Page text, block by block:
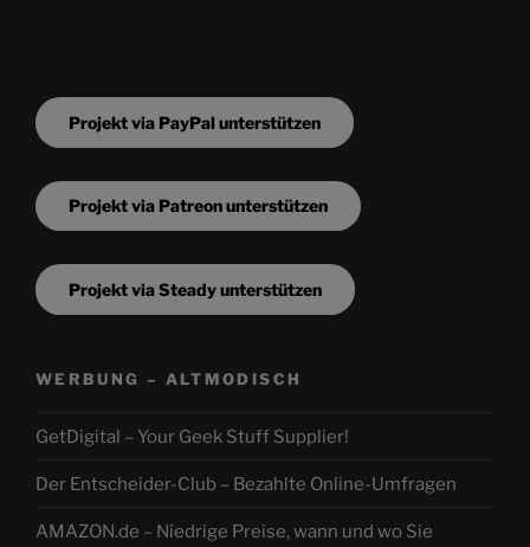
Projekt via PayPal unterstützen
Projekt via Patreon unterstützen
Projekt via Steady unterstützen
WERBUNG – ALTMODISCH
GetDigital – Your Geek Stuff Supplier!
Der Entscheider-Club – Bezahlte Online-Umfragen
AMAZON.de – Niedrige Preise, wann und wo Sie